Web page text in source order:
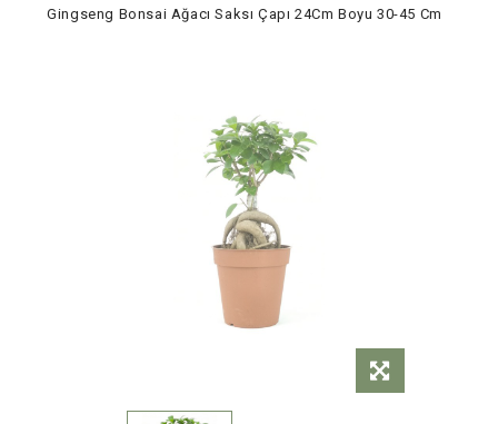
Gingseng Bonsai Ağacı Saksı Çapı 24Cm Boyu 30-45 Cm